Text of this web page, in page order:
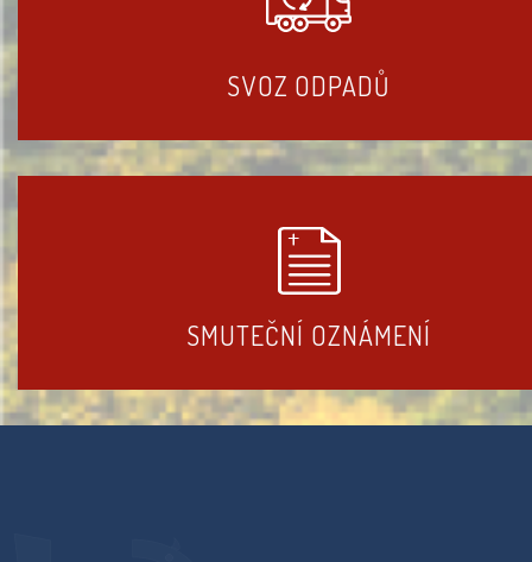
SVOZ ODPADŮ
SMUTEČNÍ OZNÁMENÍ